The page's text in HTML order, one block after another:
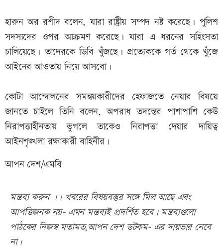
হারুন অর রশীদ বলেন, যারা রাষ্ট্রীয় সম্পদ নষ্ট করেছে। পুলিশ
সদস্যদের ওপর আক্রমণ করেছে। যারা এ ধরনের সহিংসতা
চালিয়েছে। তাদেরকে ডিবি খুঁজছে। প্রত্যেককে গর্ত থেকে খুঁজে
আইনের আওতায় নিয়ে আসবো।
কোটা আন্দোলনের সমন্বয়কারীদের হেফাজতে নেয়ার বিষয়ে
জানতে চাইলে তিনি বলেন, অপরাধ তদন্তের পাশাপাশি কেউ
নিরাপত্তাহীনতায় ভুগলে তাকেও নিরাপত্তা দেয়ার দায়িত্ব
আইনশৃঙ্খলা রক্ষাকারী বাহিনীর।
আপন দেশ/এমবি
মন্তব্য করুন ।। খবরের বিষয়বস্তুর সঙ্গে মিল আছে এবং
আপত্তিজনক নয়- এমন মন্তব্যই প্রদর্শিত হবে। মন্তব্যগুলো
পাঠকের নিজস্ব মতামত,আপন দেশ ডটকম- এর দায়ভার নেবে
না।